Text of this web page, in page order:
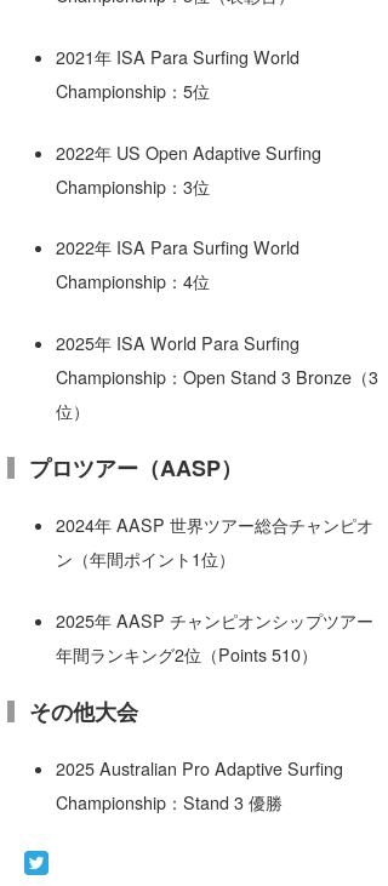
2021年 ISA Para Surfing World
Championship：5位
2022年 US Open Adaptive Surfing
Championship：3位
2022年 ISA Para Surfing World
Championship：4位
2025年 ISA World Para Surfing
Championship：Open Stand 3 Bronze（3
位）
プロツアー（AASP）
2024年 AASP 世界ツアー総合チャンピオ
ン（年間ポイント1位）
2025年 AASP チャンピオンシップツアー
年間ランキング2位（Points 510）
その他大会
2025 Australian Pro Adaptive Surfing
Championship：Stand 3 優勝